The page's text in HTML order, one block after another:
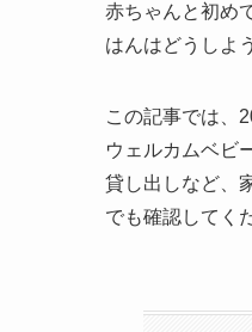
赤ちゃんと初め
はんはどうしよ
この記事では、
ウェルカムベビ
貸し出しなど、
でも確認してく